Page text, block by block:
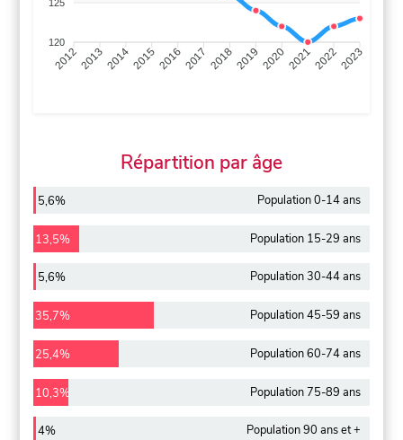
125
120
201220132014201520162017 20182019 2020202120222023
Répartition par âge
5,6% Population 0-14 ans
13,5% Population 15-29 ans
5,6% Population 30-44 ans
35,7% Population 45-59 ans
25,4% Population 60-74 ans
10,3% Population 75-89 ans
4% Population 90 ans et +